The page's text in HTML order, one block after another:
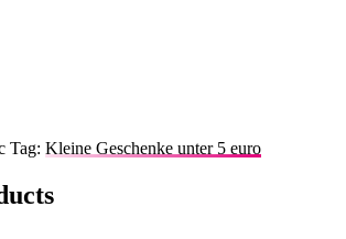
Tag: Kleine Geschenke unter 5 euro